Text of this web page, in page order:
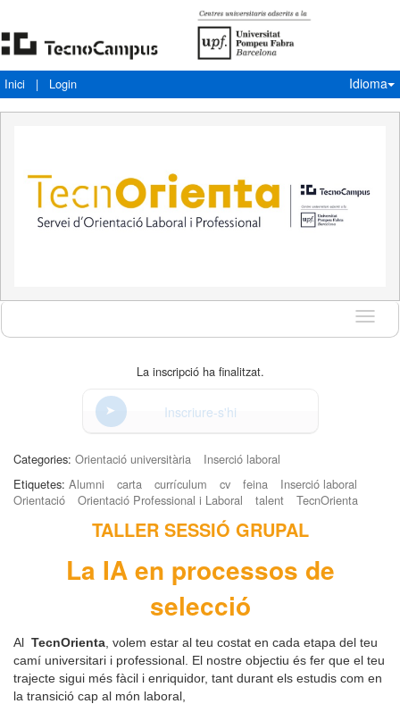
Inici | Login Idioma
Idioma
La inscripció ha finalitzat.
Inscriure-s'hi
Categories: Orientació universitària
Inserció laboral
Etiquetes: Alumni carta currículum cv feina
Inserció laboral
Orientació
Orientació Professional i Laboral talent TecnOrienta
TALLER SESSIÓ GRUPAL
La IA en processos de
selecció
Al TecnOrienta , volem estar al teu costat en cada etapa del teu
camí universitari i professional. El nostre objectiu és fer que el teu
trajecte sigui més fàcil i enriquidor, tant durant els estudis com en
la transició cap al món laboral,